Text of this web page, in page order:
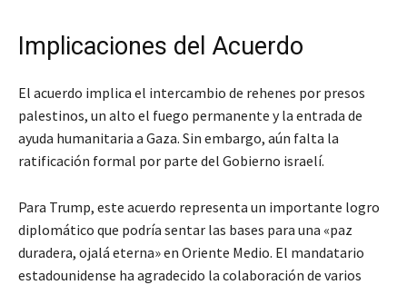
Implicaciones del Acuerdo
El acuerdo implica el intercambio de rehenes por presos
palestinos, un alto el fuego permanente y la entrada de
ayuda humanitaria a Gaza. Sin embargo, aún falta la
ratificación formal por parte del Gobierno israelí.
Para Trump, este acuerdo representa un importante logro
diplomático que podría sentar las bases para una «paz
duradera, ojalá eterna» en Oriente Medio. El mandatario
estadounidense ha agradecido la colaboración de varios